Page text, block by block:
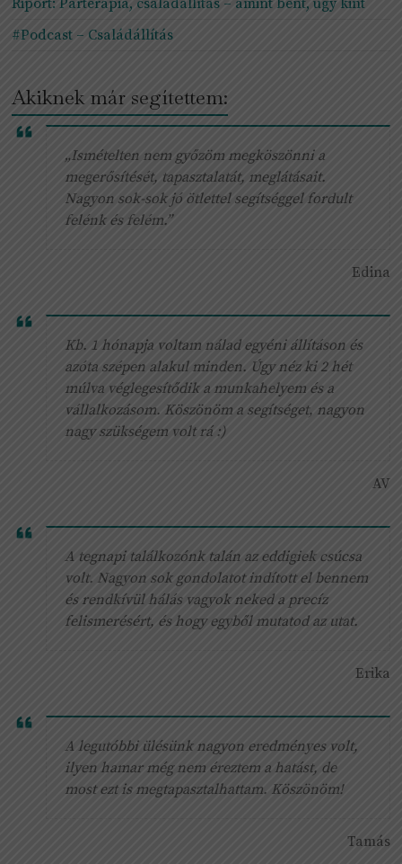
#Podcast – Családállítás
Akiknek már segítettem:
„Ismételten nem győzöm megköszönni a
megerősítését, tapasztalatát, meglátásait.
Nagyon sok-sok jó ötlettel segítséggel fordult
felénk és felém.”
Edina
Kb. 1 hónapja voltam nálad egyéni állításon és
azóta szépen alakul minden. Úgy néz ki 2 hét
múlva véglegesítődik a munkahelyem és a
vállalkozásom. Köszönöm a segítséget, nagyon
nagy szükségem volt rá :)
AV
A tegnapi találkozónk talán az eddigiek csúcsa
volt. Nagyon sok gondolatot indított el bennem
és rendkívül hálás vagyok neked a precíz
felismerésért, és hogy egyből mutatod az utat.
Erika
A legutóbbi ülésünk nagyon eredményes volt,
ilyen hamar még nem éreztem a hatást, de
most ezt is megtapasztalhattam. Köszönöm!
Tamás